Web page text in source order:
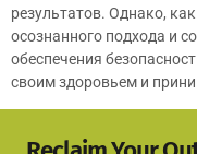
результатов. Однако,
осознанного подхода и
обеспечения
своим здоровьем и